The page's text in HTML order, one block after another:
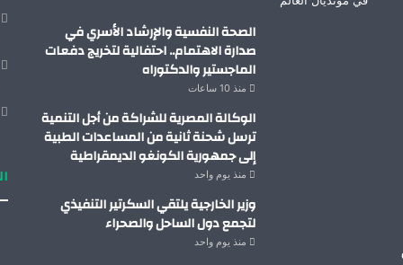
الصحة النفسية والإرشاد الأسري في
صدارة الاهتمام.. احتفالية لتخريج دفعات
الماجستير والدكتوراه
منذ 10 ساعات
الوكالة المصرية للشراكة من أجل التنمية
ترسل شحنة ثانية من المساعدات الطبية
إلى جمهورية الكونغو الديمقراطية
منذ يوم واحد
وزير الخارجية يلتقي السكرتير التنفيذي
لتجمع دول الساحل والصحراء
منذ يوم واحد